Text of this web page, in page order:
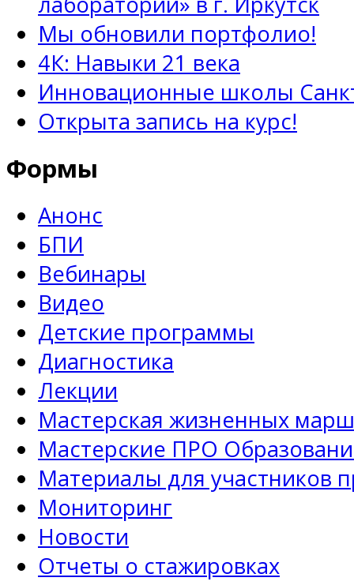
Мы обновили портфолио!
4К: Навыки 21 века
Инновационные школы
Открыта запись на курс!
Формы
Анонс
БПИ
Вебинары
Видео
Детские программы
Диагностика
Лекции
Мастерская жизненных
Мастерские ПРО
Материалы для участников
Мониторинг
Новости
Отчеты о стажировках